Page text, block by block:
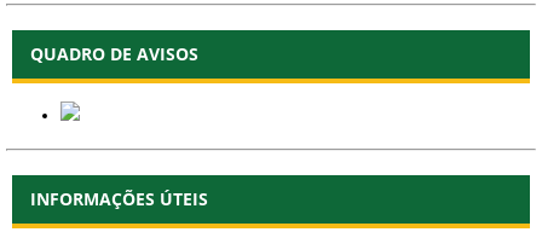
QUADRO DE AVISOS
INFORMAÇÕES ÚTEIS